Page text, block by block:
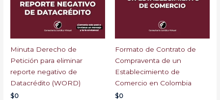
Minuta Derecho de
Petición para eliminar
reporte negativo de
Datacrédito (WORD)
$0
Formato de Contrato de
Compraventa de un
Establecimiento de
Comercio en Colombia
$0